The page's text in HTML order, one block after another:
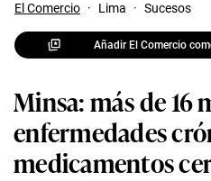
El Comercio · Lima · Sucesos
Añadir El Comercio
Minsa: más de 16
enfermedades
medicamentos